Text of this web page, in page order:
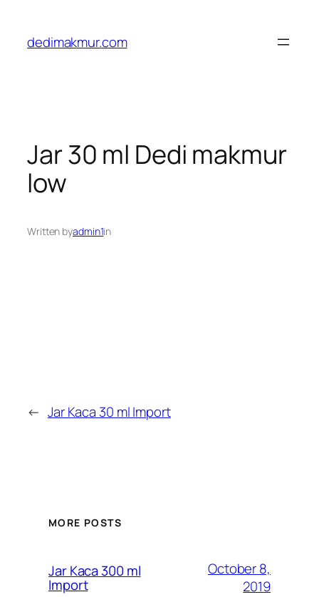
content
dedimakmur.com
Jar 30 ml Dedi makmur
low
Written byadmin1in
← Jar Kaca 30 ml Import
MORE POSTS
Jar Kaca 300 ml
Import
October 8,
2019